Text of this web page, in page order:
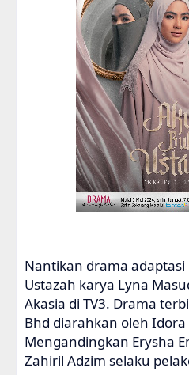
Nantikan drama
Ustazah karya Lyna
Akasia di TV3. Drama
Bhd diarahkan oleh
Mengandingkan Erysha
Zahiril Adzim selaku